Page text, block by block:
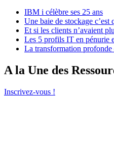
IBM i célèbre ses 25 ans
Une baie de stockage c’est
Et si les clients n’avaient
Les 5 profils IT en pénurie
La transformation
A la Une des
Inscrivez-vous !